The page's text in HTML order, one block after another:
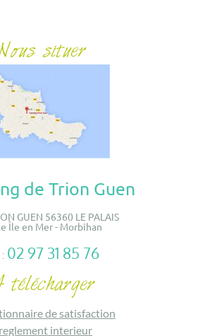
de Trion Guen
GUEN 56360 LE PALAIS
Île en Mer - Morbihan
02 97 31 85 76
de satisfaction
reglement interieur